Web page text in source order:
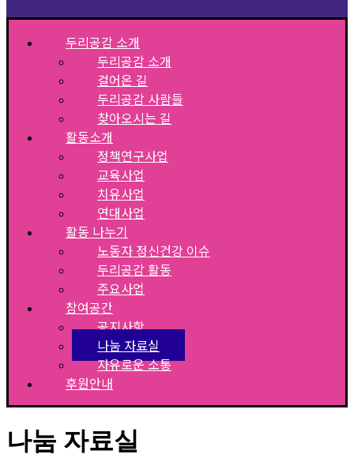
두리공감 소개
두리공감 소개
걸어온 길
두리공감 사람들
찾아오시는 길
활동소개
정책연구사업
교육사업
치유사업
연대사업
활동 나누기
노동자 정신건강 이슈
두리공감 활동
주요사업
참여공간
공지사항
나눔 자료실
자유로운 소통
후원안내
나눔 자료실